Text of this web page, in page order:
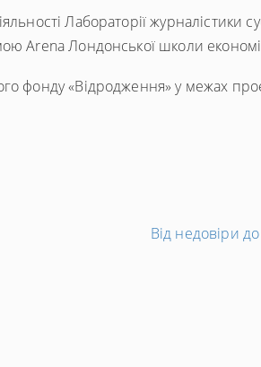
Лабораторії журналістики
Arena Лондонської школи
фонду «Відродження» у межах
Від недовіри